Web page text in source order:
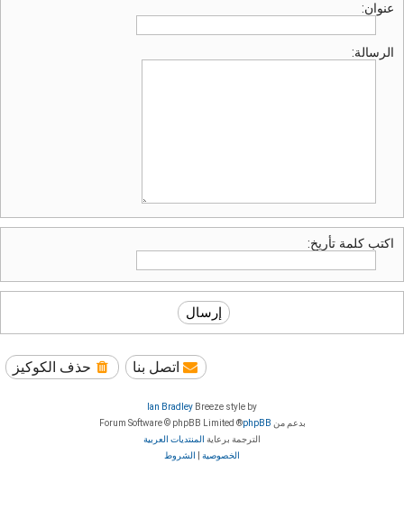
عنوان:
الرسالة:
اكتب كلمة تأريخ:
حذف الكوكيز اتصل بنا
Breeze style by
Ian Bradley
بدعم من phpBB
® Forum Software © phpBB Limited
الترجمة برعاية المنتديات العربية
الخصوصية
الشروط